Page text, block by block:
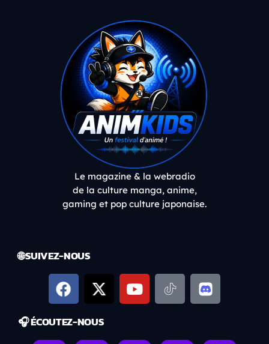
Le magazine & la webradio
de la culture manga, anime,
gaming et pop culture japonaise.
🌐 SUIVEZ-NOUS
🎧 ÉCOUTEZ-NOUS